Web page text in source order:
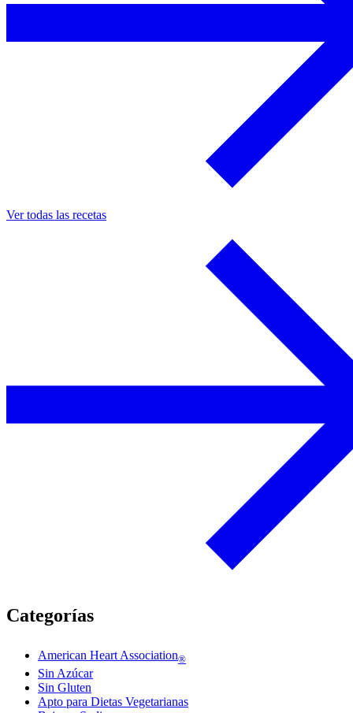
Ver todas las recetas
Categorías
American Heart Association®
Sin Azúcar
Sin Gluten
Apto para Dietas Vegetarianas